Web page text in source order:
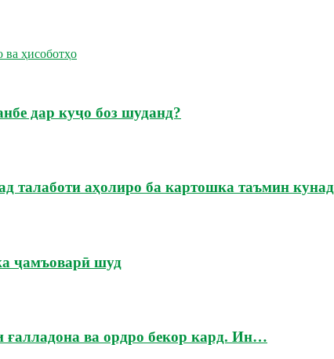
ва ҳисоботҳо
дар куҷо боз шуданд?
талаботи аҳолиро ба картошка таъмин кунад
ҷамъоварӣ шуд
ғалладона ва ордро бекор кард. Ин…